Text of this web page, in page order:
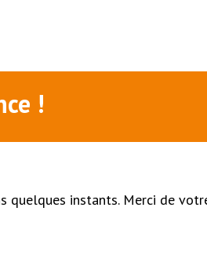
!
quelques instants. Merci de